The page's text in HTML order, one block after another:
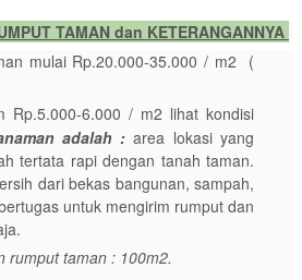
TAMAN dan KETERANGANNYA
mulai Rp.20.000-35.000 / m2 (
Rp.5.000-6.000 / m2 lihat kondisi
adalah : area lokasi yang
tertata rapi dengan tanah taman.
dari bekas bangunan, sampah,
untuk mengirim rumput dan
rumput taman : 100m2.